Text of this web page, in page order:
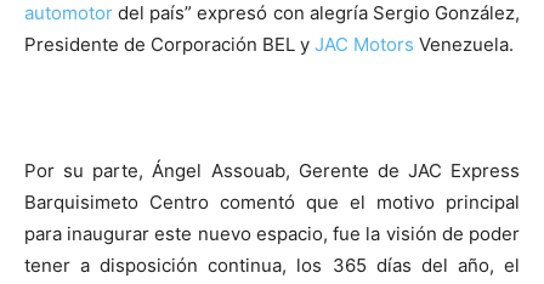
automotor del país” expresó con alegría Sergio González,
Presidente de Corporación BEL y JAC Motors Venezuela.
Por su parte, Ángel Assouab, Gerente de JAC Express
Barquisimeto Centro comentó que el motivo principal
para inaugurar este nuevo espacio, fue la visión de poder
tener a disposición continua, los 365 días del año, el